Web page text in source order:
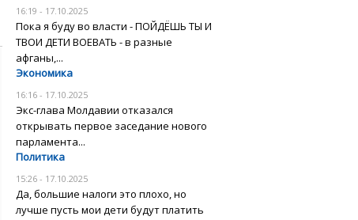
16:19 - 17.10.2025
Пока я буду во власти - ПОЙДЁШЬ ТЫ И
ТВОИ ДЕТИ ВОЕВАТЬ - в разные
афганы,...
Экономика
16:16 - 17.10.2025
Экс-глава Молдавии отказался
открывать первое заседание нового
парламента...
Политика
15:26 - 17.10.2025
Да, большие налоги это плохо, но
лучше пусть мои дети будут платить